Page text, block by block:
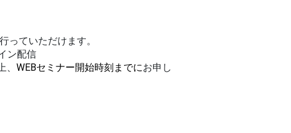
ていただけます。
ン配信
WEBセミナー開始時刻までにお申し